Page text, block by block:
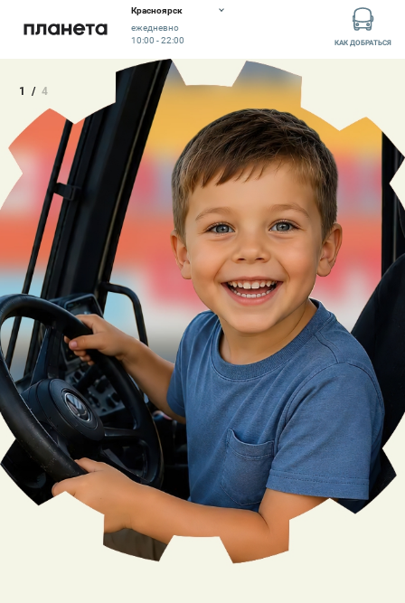
Красноярск
ежедневно
10:00 - 22:00
КАК ДОБРАТЬСЯ
1 / 4